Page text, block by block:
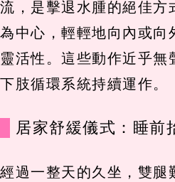
流，是擊退水腫的絕佳方
為中心，輕輕地向內或向
靈活性。這些動作近乎無
下肢循環系統持續運作。
居家舒緩儀式：睡前
經過一整天的久坐，雙腿